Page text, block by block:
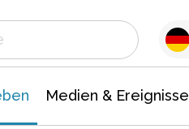
Medien & Ereignisse